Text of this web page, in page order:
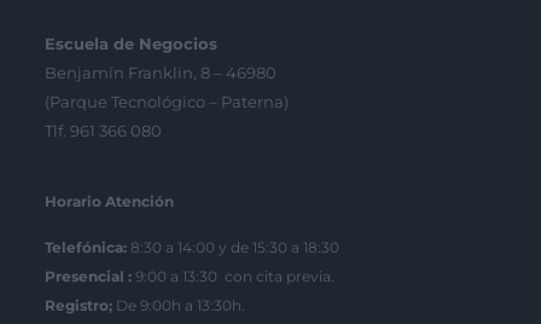
Escuela de Negocios
Benjamín Franklin, 8 – 46980
(Parque Tecnológico – Paterna)
Tlf. 961 366 080
Horario Atención
Telefónica: 8:30 a 14:00 y de 15:30 a 18:30
Presencial : 9:00 a 13:30 con cita previa.
Registro; De 9:00h a 13:30h.